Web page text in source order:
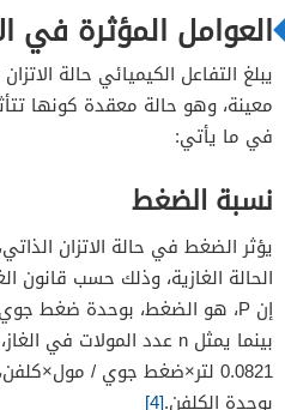
العوامل المؤثرة في
يبلغ التفاعل الكيميائي حالة
معينة، وهو حالة معقدة كونها
في ما يأتي:
نسبة الضغط
يؤثر الضغط في حالة الاتزان
بوحدة الكلفن.[4]